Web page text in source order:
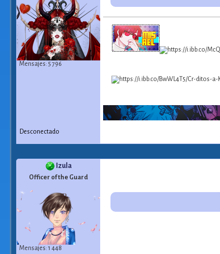
Mensajes: 5 796
Desconectado
Izula
Officer of the Guard
Mensajes: 1 448